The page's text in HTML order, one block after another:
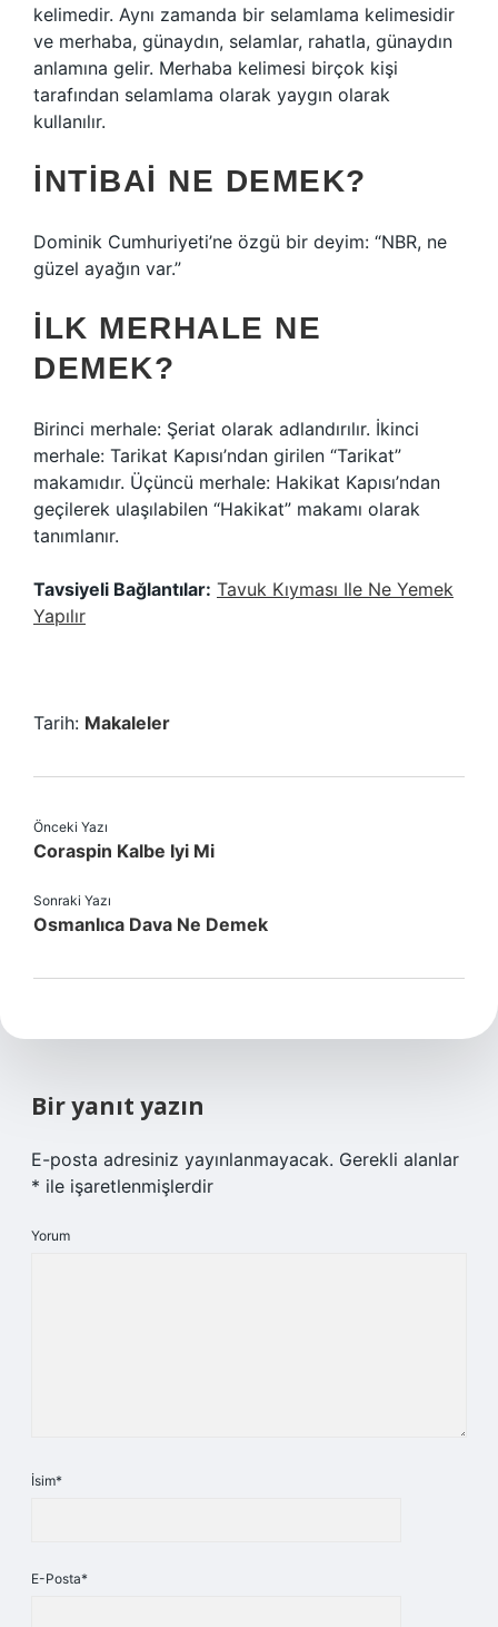
kelimedir. Aynı zamanda bir selamlama kelimesidir
ve merhaba, günaydın, selamlar, rahatla, günaydın
anlamına gelir. Merhaba kelimesi birçok kişi
tarafından selamlama olarak yaygın olarak
kullanılır.
İNTIBAI NE DEMEK?
Dominik Cumhuriyeti’ne özgü bir deyim: “NBR, ne
güzel ayağın var.”
İLK MERHALE NE
DEMEK?
Birinci merhale: Şeriat olarak adlandırılır. İkinci
merhale: Tarikat Kapısı’ndan girilen “Tarikat”
makamıdır. Üçüncü merhale: Hakikat Kapısı’ndan
geçilerek ulaşılabilen “Hakikat” makamı olarak
tanımlanır.
Tavsiyeli Bağlantılar: Tavuk Kıyması Ile Ne Yemek
Yapılır
Tarih: Makaleler
Önceki Yazı
Coraspin Kalbe Iyi Mi
Sonraki Yazı
Osmanlıca Dava Ne Demek
Bir yanıt yazın
E-posta adresiniz yayınlanmayacak. Gerekli alanlar
* ile işaretlenmişlerdir
Yorum
İsim*
E-Posta*